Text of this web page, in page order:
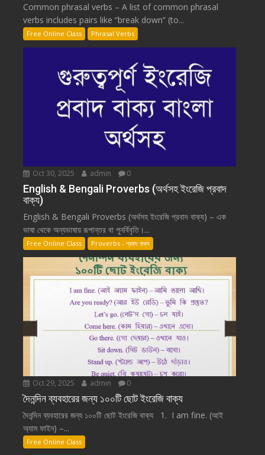
Common phrasal verbs – A list of common phrasal
verbs includes pairs like “break down” (to...
Free Online Class Phrasal Verbs
Oct 30, 2025 admin 0
English & Bengali Proverbs (অর্থসহ ইংরেজি প্রবাদ
বাক্য)
English & Bengali Proverbs (অর্থসহ ইংরেজি প্রবাদ বাক্য) – এক
ভাষা থেকে অন্যভাষায় রূপান্তর বা পুনর্বিবৃতি।...
Free Online Class Proverbs - প্রবাদ বাক্য
Oct 29, 2025 admin 0
দৈনন্দিন ব্যবহারের জন্য ১০০টি ছোট ইংরেজি বাক্য
দৈনন্দিন ব্যবহারের জন্য ১০০টি ছোট ইংরেজি বাক্য 1. I am fine. (আই
অ্যাম ফাইন) –...
Free Online Class